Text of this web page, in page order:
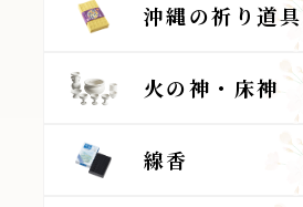
沖縄の祈り道具
火の神・床神
線香